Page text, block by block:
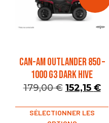
CAN-AM OUTLANDER 850 –
1000 G3 DARK HIVE
179,00€ 152,15 €
SÉLECTIONNER LES